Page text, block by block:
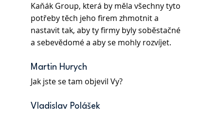
Kaňák Group, která by měla všechny tyto
potřeby těch jeho firem zhmotnit a
nastavit tak, aby ty firmy byly soběstačné
a sebevědomé a aby se mohly rozvíjet.
Martin Hurych
Jak jste se tam objevil Vy?
Vladislav Polášek